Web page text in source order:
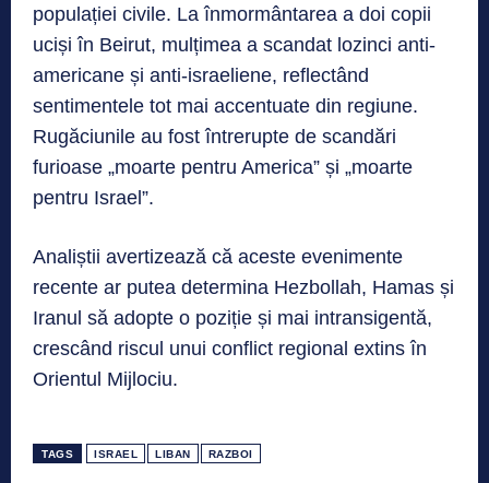
populației civile. La înmormântarea a doi copii
uciși în Beirut, mulțimea a scandat lozinci anti-
americane și anti-israeliene, reflectând
sentimentele tot mai accentuate din regiune.
Rugăciunile au fost întrerupte de scandări
furioase „moarte pentru America” și „moarte
pentru Israel”.
Analiștii avertizează că aceste evenimente
recente ar putea determina Hezbollah, Hamas și
Iranul să adopte o poziție și mai intransigentă,
crescând riscul unui conflict regional extins în
Orientul Mijlociu.
TAGS ISRAEL LIBAN RAZBOI